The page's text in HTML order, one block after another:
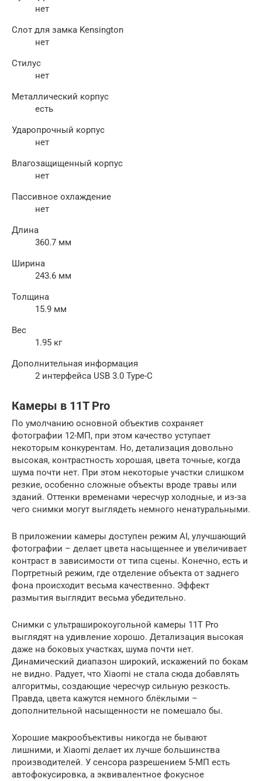
нет
Слот для замка Kensington
нет
Стилус
нет
Металлический корпус
есть
Ударопрочный корпус
нет
Влагозащищенный корпус
нет
Пассивное охлаждение
нет
Длина
360.7 мм
Ширина
243.6 мм
Толщина
15.9 мм
Вес
1.95 кг
Дополнительная информация
2 интерфейса USB 3.0 Type-C
Камеры в 11T Pro
По умолчанию основной объектив сохраняет
фотографии 12-МП, при этом качество уступает
некоторым конкурентам. Но, детализация довольно
высокая, контрастность хорошая, цвета точные, когда
шума почти нет. При этом некоторые участки слишком
резкие, особенно сложные объекты вроде травы или
зданий. Оттенки временами чересчур холодные, и из-за
чего снимки могут выглядеть немного ненатуральными.
В приложении камеры доступен режим AI, улучшающий
фотографии – делает цвета насыщеннее и увеличивает
контраст в зависимости от типа сцены. Конечно, есть и
Портретный режим, где отделение объекта от заднего
фона происходит весьма качественно. Эффект
размытия выглядит весьма убедительно.
Снимки с ультраширокоугольной камеры 11T Pro
выглядят на удивление хорошо. Детализация высокая
даже на боковых участках, шума почти нет.
Динамический диапазон широкий, искажений по бокам
не видно. Радует, что Xiaomi не стала сюда добавлять
алгоритмы, создающие чересчур сильную резкость.
Правда, цвета кажутся немного блёклыми –
дополнительной насыщенности не помешало бы.
Хорошие макрообъективы никогда не бывают
лишними, и Xiaomi делает их лучше большинства
производителей. У сенсора разрешением 5-МП есть
автофокусировка, а эквивалентное фокусное